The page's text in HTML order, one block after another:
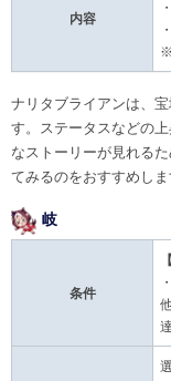
内容
※
ナリタブライアンは、
す。ステータスなどの
なストーリーが見れる
てみるのをおすすめしま
岐
条件